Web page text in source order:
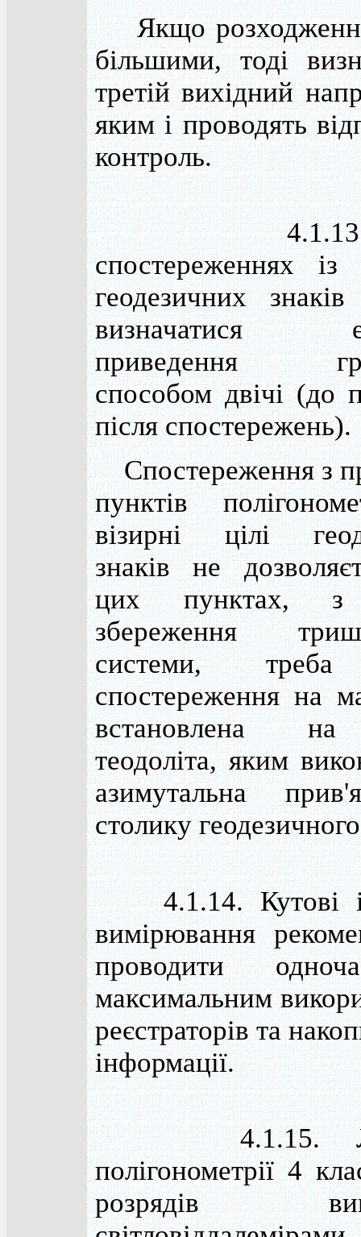
Якщо
більшими, тоді
третій вихідний
яким і проводять
контроль.
4.1.13.
спостереженнях із
геодезичних
визначатися
приведення
способом двічі (до
після спостережень).
Спостереження з
пунктів
візирні цілі
знаків не
цих пунктах, з
збереження
системи,
спостереження на
встановлена
теодоліта, яким
азимутальна
столику
4.1.14. Кутові і
вимірювання
проводити
максимальним
реєстраторів та
інформації.
4.1.15.
полігонометрії 4
розрядів